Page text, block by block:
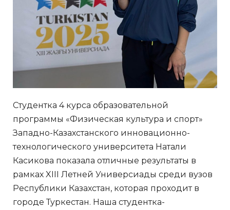
Студентка 4 курса образовательной
программы «Физическая культура и спорт»
Западно-Казахстанского инновационно-
технологического университета Натали
Касикова показала отличные результаты в
рамках XIII Летней Универсиады среди вузов
Республики Казахстан, которая проходит в
городе Туркестан. Наша студентка-